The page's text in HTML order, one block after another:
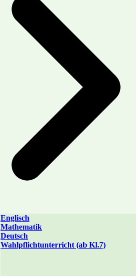
Englisch
Mathematik
Deutsch
Wahlpflichtunterricht (ab Kl.7)